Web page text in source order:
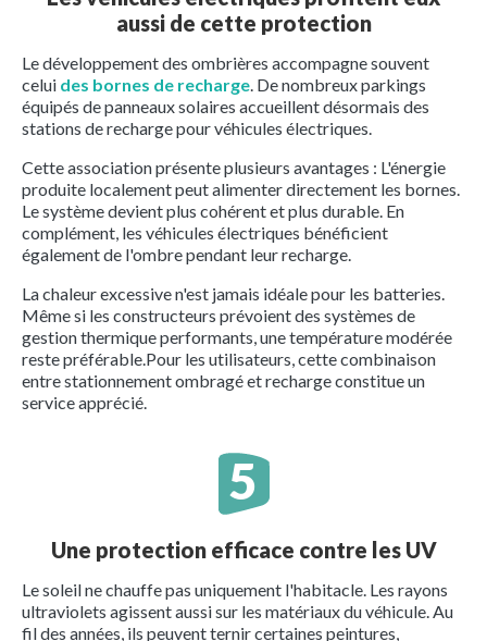
aussi de cette protection
Le développement des ombrières accompagne souvent
celui des bornes de recharge . De nombreux parkings
équipés de panneaux solaires accueillent désormais des
stations de recharge pour véhicules électriques.
Cette association présente plusieurs avantages : L'énergie
produite localement peut alimenter directement les bornes.
Le système devient plus cohérent et plus durable. En
complément, les véhicules électriques bénéficient
également de l'ombre pendant leur recharge.
La chaleur excessive n'est jamais idéale pour les batteries.
Même si les constructeurs prévoient des systèmes de
gestion thermique performants, une température modérée
reste préférable.Pour les utilisateurs, cette combinaison
entre stationnement ombragé et recharge constitue un
service apprécié.
Une protection efficace contre les UV
Le soleil ne chauffe pas uniquement l'habitacle. Les rayons
ultraviolets agissent aussi sur les matériaux du véhicule. Au
fil des années, ils peuvent ternir certaines peintures,